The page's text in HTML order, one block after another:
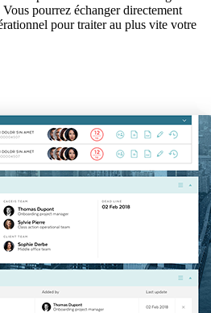
pourrez échanger directement
pour traiter au plus vite votre